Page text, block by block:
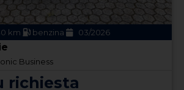
km benzina 03/2026
Business
richiesta